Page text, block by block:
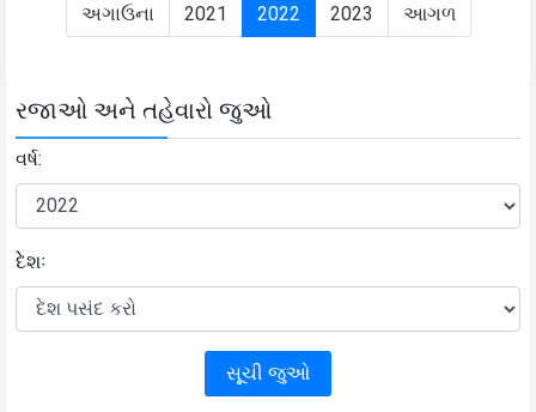
અગાઉના 2021 2022 2023 આગળ
રજાઓ અને તહેવારો જુઓ
વર્ષ:
દેેશઃ
સૂૂચી જુઓ